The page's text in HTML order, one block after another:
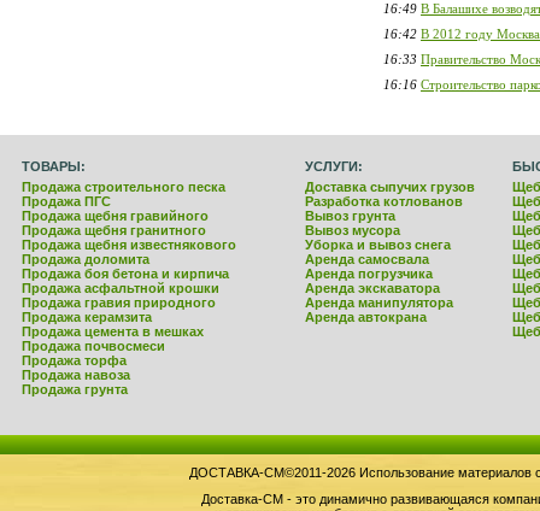
16:49 В Балашихе
16:42 В 2012 году
16:33 Правительство
16:16 Строительство
ТОВАРЫ: УСЛУГИ:
Продажа строительного песка
Продажа ПГС
Продажа щебня гравийного
Продажа щебня гранитного
Продажа щебня известнякового
Продажа доломита
Продажа боя бетона и кирпича
Продажа асфальтной крошки
Продажа гравия природного
Продажа керамзита
Продажа цемента в мешках
Доставка сыпучих грузов
Разработка котлованов
Вывоз грунта
Вывоз мусора
Уборка и вывоз снега
Аренда самосвала
Аренда погрузчика
Аренда экскаватора
Аренда манипулятора
Аренда автокрана
Продажа почвосмеси
Продажа торфа
Продажа навоза
Продажа грунта
ДОСТАВКА-СМ©2011-2026 Использование материалов
Доставка-СМ - это динамично развивающаяся